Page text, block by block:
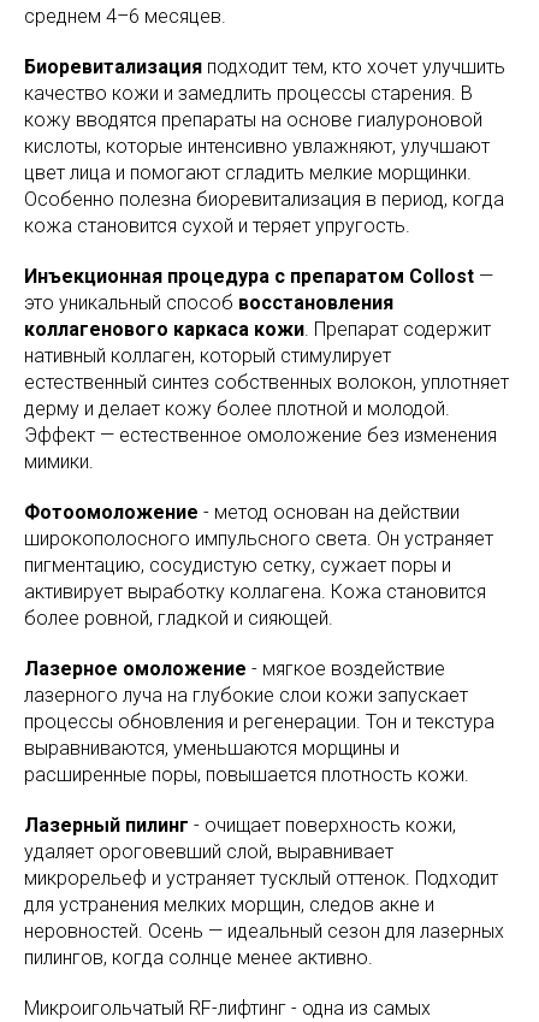
среднем 4–6 месяцев.
Биоревитализация подходит тем, кто хочет улучшить
качество кожи и замедлить процессы старения. В
кожу вводятся препараты на основе гиалуроновой
кислоты, которые интенсивно увлажняют, улучшают
цвет лица и помогают сгладить мелкие морщинки.
Особенно полезна биоревитализация в период, когда
кожа становится сухой и теряет упругость.
Инъекционная процедура с препаратом Collost —
это уникальный способ восстановления
коллагенового каркаса кожи. Препарат содержит
нативный коллаген, который стимулирует
естественный синтез собственных волокон, уплотняет
дерму и делает кожу более плотной и молодой.
Эффект — естественное омоложение без изменения
мимики.
Фотоомоложение - метод основан на действии
широкополосного импульсного света. Он устраняет
пигментацию, сосудистую сетку, сужает поры и
активирует выработку коллагена. Кожа становится
более ровной, гладкой и сияющей.
Лазерное омоложение - мягкое воздействие
лазерного луча на глубокие слои кожи запускает
процессы обновления и регенерации. Тон и текстура
выравниваются, уменьшаются морщины и
расширенные поры, повышается плотность кожи.
Лазерный пилинг - очищает поверхность кожи,
удаляет ороговевший слой, выравнивает
микрорельеф и устраняет тусклый оттенок. Подходит
для устранения мелких морщин, следов акне и
неровностей. Осень — идеальный сезон для лазерных
пилингов, когда солнце менее активно.
Микроигольчатый RF-лифтинг - одна из самых